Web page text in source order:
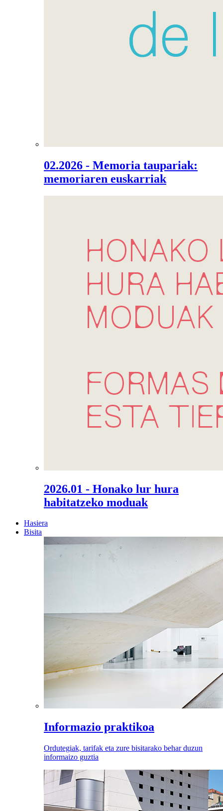
02.2026 - Memoria taupariak:
memoriaren euskarriak
2026.01 - Honako lur hura
habitatzeko moduak
Hasiera
Bisita
Informazio praktikoa
Ordutegiak, tarifak eta zure bisitarako behar duzun
informaizo guztia